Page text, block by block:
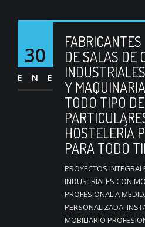
30
ENE
DE SALAS DE
Y
TODO TIPO
HOSTELERÍA
PARA TODO
PROYECTOS
INDUSTRIALES CON
PROFESIONAL A
PERSONALIZADA.
MOBILIARIO